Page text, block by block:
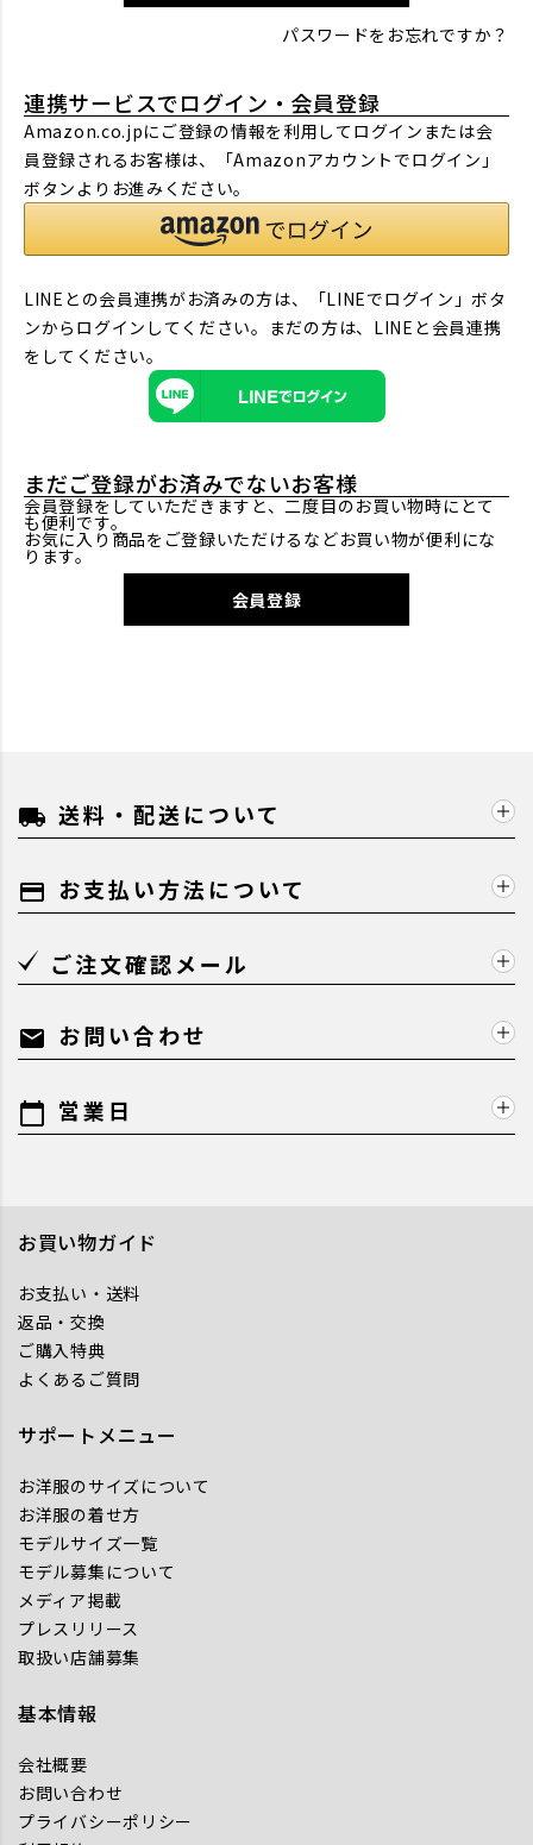
パスワードをお忘れですか？
連携サービスでログイン・会員登録
Amazon.co.jpにご登録の情報を利用してログインまたは会
員登録されるお客様は、「Amazonアカウントでログイン」
ボタンよりお進みください。
LINEとの会員連携がお済みの方は、「LINEでログイン」ボタ
ンからログインしてください。まだの方は、 LINEと会員連携
をしてください。
まだご登録がお済みでないお客様
会員登録をしていただきますと、二度目のお買い物時にとて
も便利です。
お気に入り商品をご登録いただけるなどお買い物が便利にな
ります。
会員登録
local_shipping 送料・配送について
payment お支払い方法について
ご注文確認メール
mail お問い合わせ
calendar_today 営業日
お買い物ガイド
お支払い・送料
返品・交換
ご購入特典
よくあるご質問
サポートメニュー
お洋服のサイズについて
お洋服の着せ方
モデルサイズ一覧
モデル募集について
メディア掲載
プレスリリース
取扱い店舗募集
基本情報
会社概要
お問い合わせ
プライバシーポリシー